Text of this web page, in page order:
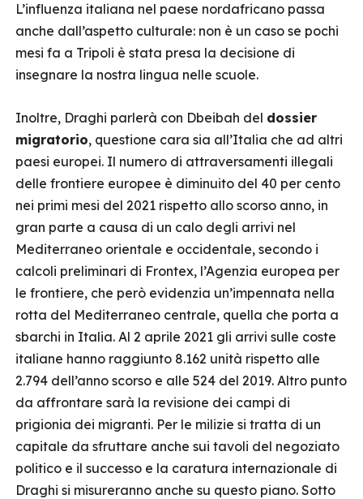
L’influenza italiana nel paese nordafricano passa
anche dall’aspetto culturale: non è un caso se pochi
mesi fa a Tripoli è stata presa la decisione di
insegnare la nostra lingua nelle scuole.
Inoltre, Draghi parlerà con Dbeibah del dossier
migratorio, questione cara sia all’Italia che ad altri
paesi europei. Il numero di attraversamenti illegali
delle frontiere europee è diminuito del 40 per cento
nei primi mesi del 2021 rispetto allo scorso anno, in
gran parte a causa di un calo degli arrivi nel
Mediterraneo orientale e occidentale, secondo i
calcoli preliminari di Frontex, l’Agenzia europea per
le frontiere, che però evidenzia un’impennata nella
rotta del Mediterraneo centrale, quella che porta a
sbarchi in Italia. Al 2 aprile 2021 gli arrivi sulle coste
italiane hanno raggiunto 8.162 unità rispetto alle
2.794 dell’anno scorso e alle 524 del 2019. Altro punto
da affrontare sarà la revisione dei campi di
prigionia dei migranti. Per le milizie si tratta di un
capitale da sfruttare anche sui tavoli del negoziato
politico e il successo e la caratura internazionale di
Draghi si misureranno anche su questo piano. Sotto